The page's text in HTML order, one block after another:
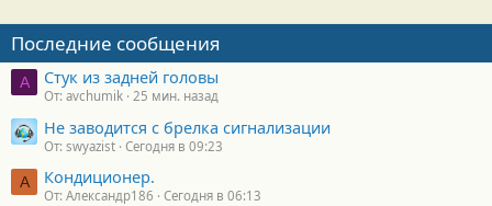
Последние сообщения
A Стук из задней головы
От: avchumik 25 мин. назад
Не заводится с брелка сигнализации
От: swyazist Сегодня в 09:23
А Кондиционер.
От: Александр186 Сегодня в 06:13